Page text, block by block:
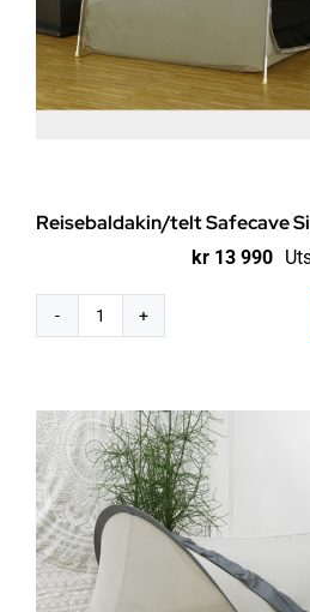
Reisebaldakin/telt Safecave
kr 13 990
Reisebaldakin/telt
antall